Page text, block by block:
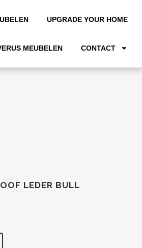
UPGRADE YOUR HOME
MEUBELEN CONTACT
LEDER BULL